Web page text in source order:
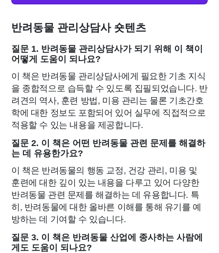
반려동물 관리상담사 숏텐츠
질문 1. 반려동물 관리상담사가 되기 위해 이 책이
어떻게 도움이 되나요?
이 책은 반려동물 관리상담사에게 필요한 기초 지식
을 종합적으로 습득할 수 있도록 집필되었습니다. 반
려견의 역사, 훈련 방법, 미용 관리는 물론 기초간호
학에 대한 정보도 포함되어 있어 실무에 직접적으로
적용할 수 있는 내용을 제공합니다.
질문 2. 이 책은 어떤 반려동물 관련 문제를 해결하
는 데 유용한가요?
이 책은 반려동물의 행동 교정, 건강 관리, 미용 및
훈련에 대한 깊이 있는 내용을 다루고 있어 다양한
반려동물 관련 문제를 해결하는 데 유용합니다. 특
히, 반려동물에 대한 올바른 이해를 통해 유기를 예
방하는 데 기여할 수 있습니다.
질문 3. 이 책은 반려동물 산업에 종사하는 사람에
게도 도움이 되나요?